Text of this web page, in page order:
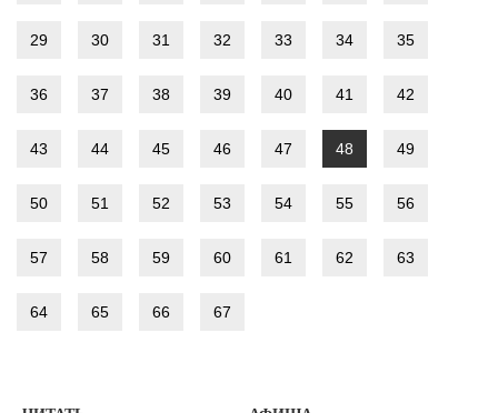
29 30 31 32 33 34 35
36 37 38 39 40 41 42
43 44 45 46 47 48 49
50 51 52 53 54 55 56
57 58 59 60 61 62 63
64 65 66 67